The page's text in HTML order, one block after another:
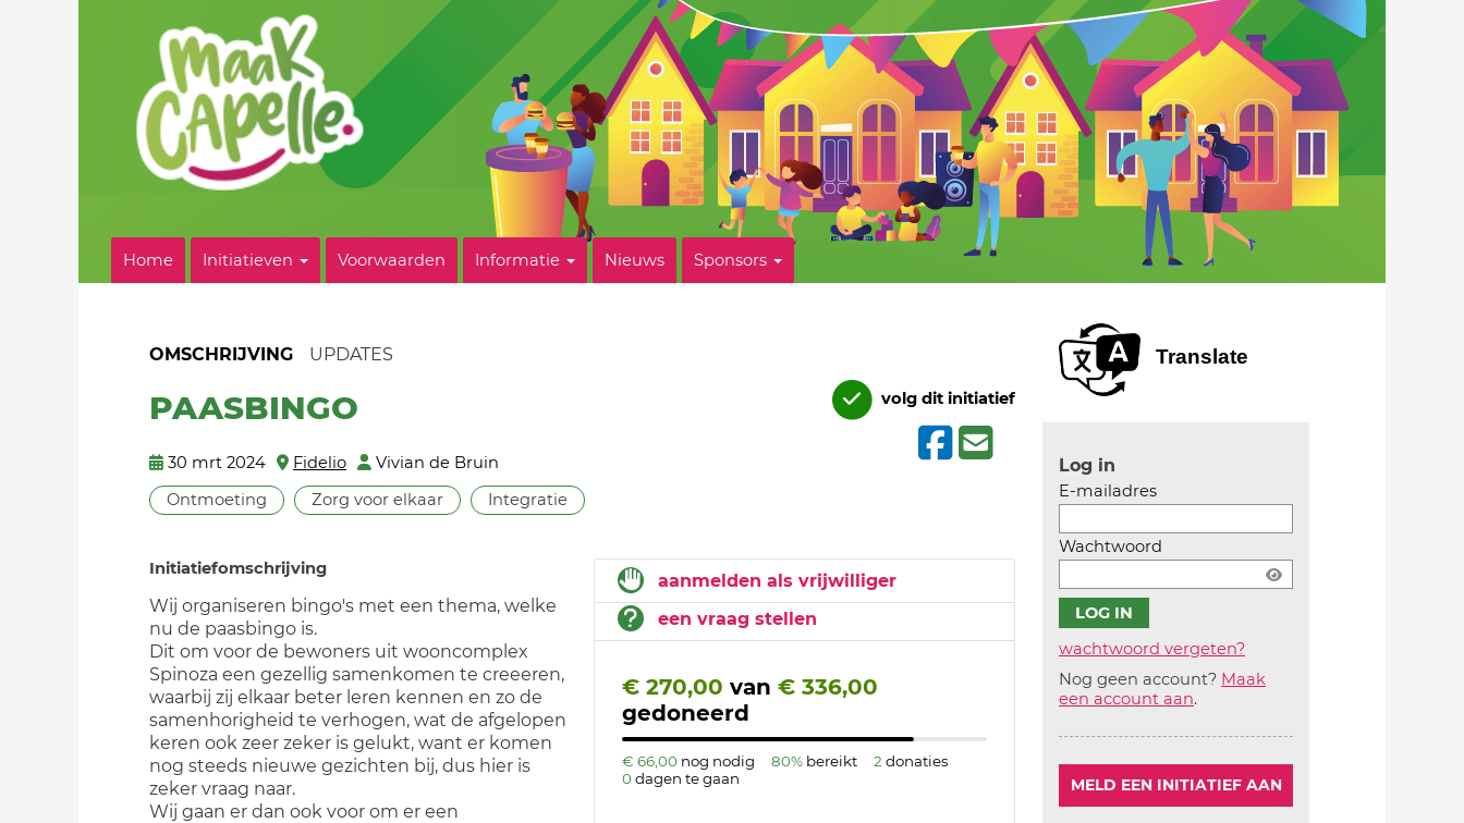
Home Initiatieven Voorwaarden Informatie Nieuws Sponsors
OMSCHRIJVING UPDATES
PAASBINGO
30 mrt 2024 Fidelio
Vivian de Bruin
Ontmoeting
Zorg voor elkaar Integratie
volg dit initiatief
aanmelden als vrijwilliger
een vraag stellen
€ 270,00 van € 336,00
gedoneerd
€ 66,00 nog nodig 80% bereikt 2 donaties
0 dagen te gaan
Initiatiefomschrijving
Wij organiseren bingo's met een thema, welke
nu de paasbingo is.
Dit om voor de bewoners uit wooncomplex
Spinoza een gezellig samenkomen te creeeren,
waarbij zij elkaar beter leren kennen en zo de
samenhorigheid te verhogen, wat de afgelopen
keren ook zeer zeker is gelukt, want er komen
nog steeds nieuwe gezichten bij, dus hier is
zeker vraag naar.
Wij gaan er dan ook voor om er een
Translate
Log in
E-mailadres
Wachtwoord
wachtwoord vergeten?
Nog geen account? Maak
een account aan.
MELD EEN INITIATIEF AAN